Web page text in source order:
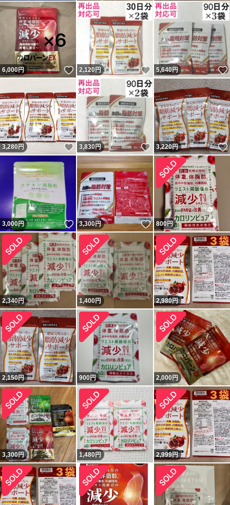
6,000円 いいね！
2,120円 いいね！
5,640円
3,280円 いいね！
3,830円 いいね！
3,220円
3,000円 いいね！
3,300円 いいね！
800円
2,340円 1,400円 2,980円
2,150円 900円 2,000円
3,300円 1,480円 2,999円